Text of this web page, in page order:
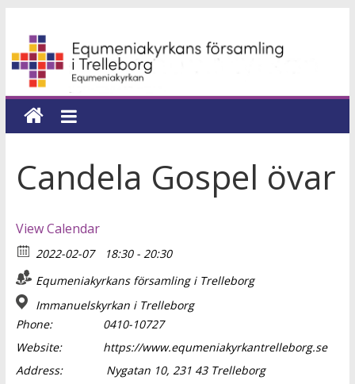
innehåll
Equmeniakyrkans
församling
i
Trelleborg
för
hela
livet
Candela Gospel övar
View Calendar
2022-02-07
18:30 - 20:30
Equmeniakyrkans församling i Trelleborg
Immanuelskyrkan i Trelleborg
Phone:
0410-10727
Website:
https://www.equmeniakyrkantrelleborg.se
Address:
Nygatan 10, 231 43 Trelleborg